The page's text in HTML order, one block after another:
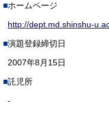
ホームページ
http://dept.md.shinshu-
演題登録締切日
2007年8月15日
託児所
-